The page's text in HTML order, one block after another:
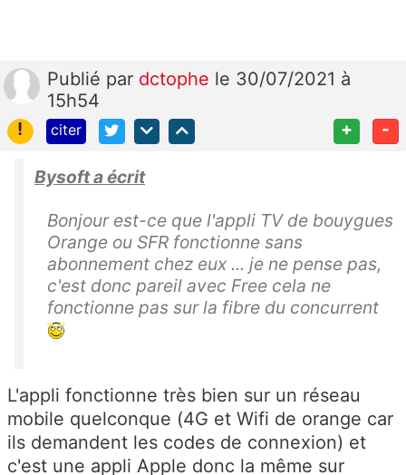
Publié par dctophe le 30/07/2021 à
15h54
!
citer + -
Bysoft a écrit
Bonjour est-ce que l'appli TV de bouygues
Orange ou SFR fonctionne sans
abonnement chez eux ... je ne pense pas,
c'est donc pareil avec Free cela ne
fonctionne pas sur la fibre du concurrent
L'appli fonctionne très bien sur un réseau
mobile quelconque (4G et Wifi de orange car
ils demandent les codes de connexion) et
c'est une appli Apple donc la même sur